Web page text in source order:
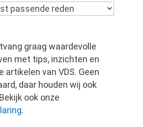
graag waardevolle
met tips, inzichten en
artikelen van VDS. Geen
daar houden wij ook
ook onze
.